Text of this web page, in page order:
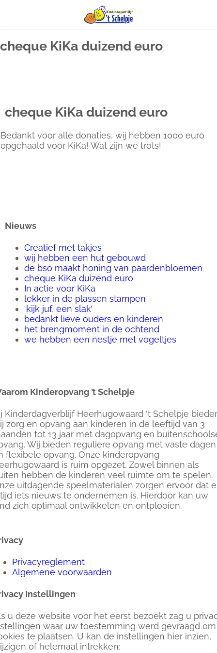
naar
cheque KiKa duizend euro
cheque KiKa duizend euro
Bedankt voor alle donaties, wij hebben 1000 euro
opgehaald voor KiKa! Wat zijn we trots!
Nieuws
Creatief met takjes
wij hebben een hut gebouwd
de bso maakt honing van paardenbloemen
cheque KiKa duizend euro
In actie voor KiKa
lekker in de plassen stampen
‘kijk juf, een slak’
bedankt lieve ouders en kinderen
het brengmoment in de ochtend
we hebben een nestje met vogeltjes
Kinderopvang ’t Schelpje
Kinderdagverblijf Heerhugowaard ‘t Schelpje
zorg en opvang aan kinderen in de leeftijd van 3
tot 13 jaar met dagopvang en
Wij bieden reguliere opvang met vaste dagen
flexibele opvang. Onze kinderopvang
is ruim opgezet. Zowel binnen als
hebben de kinderen veel ruimte om te spelen.
uitdagende speelmaterialen zorgen ervoor dat
iets nieuws te ondernemen is. Hierdoor kan uw
zich optimaal ontwikkelen en ontplooien.
Privacyreglement
Algemene voorwaarden
Instellingen
u deze website voor het eerst bezoekt zag u
waar uw toestemming werd gevraagd om
te plaatsen. U kan de instellingen hier inzien,
of helemaal intrekken: